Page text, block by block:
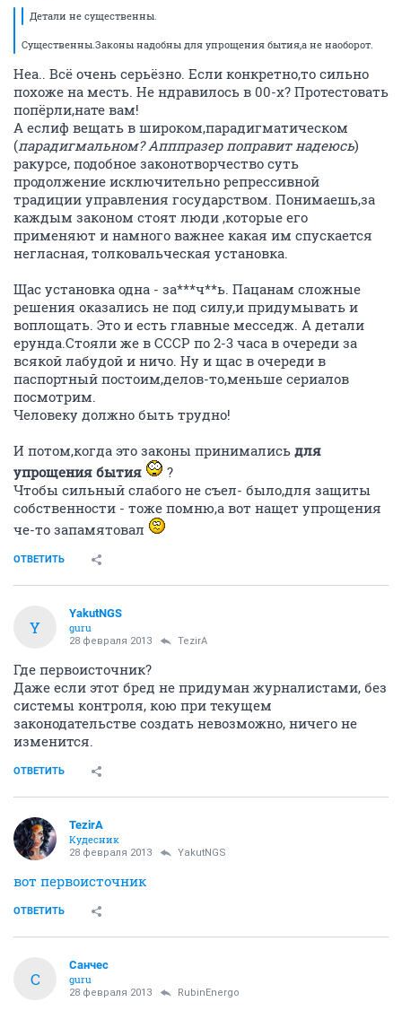
Детали не существенны.
Существенны.Законы надобны для упрощения бытия,а не наоборот.
Неа.. Всё очень серьёзно. Если конкретно,то сильно
похоже на месть. Не ндравилось в 00-х? Протестовать
попёрли,нате вам!
А еслиф вещать в широком,парадигматическом
(парадигмальном? Апппразер поправит надеюсь)
ракурсе, подобное законотворчество суть
продолжение исключительно репрессивной
традиции управления государством. Понимаешь,за
каждым законом стоят люди ,которые его
применяют и намного важнее какая им спускается
негласная, толковальческая установка.
Щас установка одна - за***ч**ь. Пацанам сложные
решения оказались не под силу,и придумывать и
воплощать. Это и есть главные месседж. А детали
ерунда.Стояли же в СССР по 2-3 часа в очереди за
всякой лабудой и ничо. Ну и щас в очереди в
паспортный постоим,делов-то,меньше сериалов
посмотрим.
Человеку должно быть трудно!
И потом,когда это законы принимались для
упрощения бытия
?
Чтобы сильный слабого не съел- было,для защиты
собственности - тоже помню,а вот нащет упрощения
че-то запамятовал
ОТВЕТИТЬ
Y
YakutNGS
guru
28 февраля 2013 TezirA
Где первоисточник?
Даже если этот бред не придуман журналистами, без
системы контроля, кою при текущем
законодательстве создать невозможно, ничего не
изменится.
ОТВЕТИТЬ
TezirA
Кудесник
28 февраля 2013 YakutNGS
вот первоисточник
ОТВЕТИТЬ
С
Санчес
guru
28 февраля 2013 RubinEnergo